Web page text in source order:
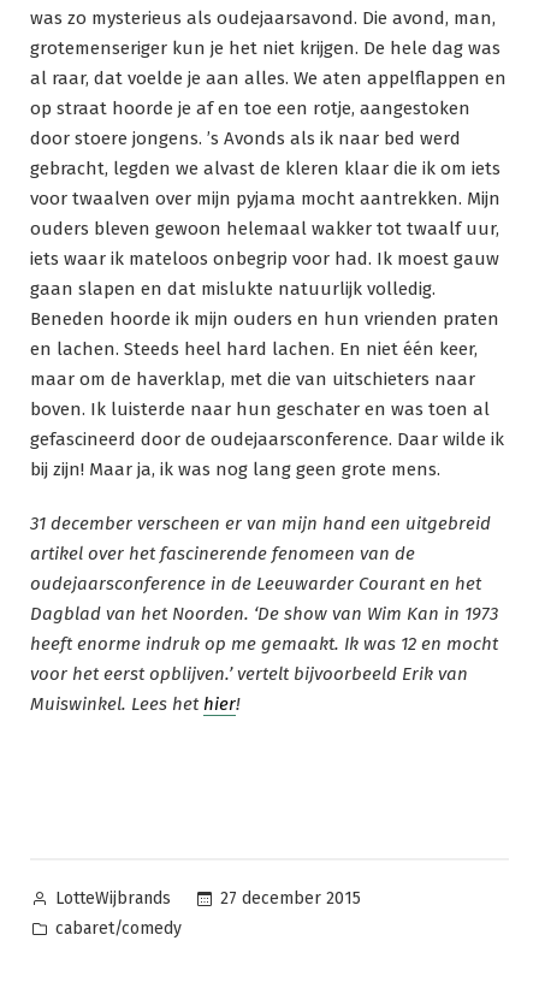
was zo mysterieus als oudejaarsavond. Die avond, man,
grotemenseriger kun je het niet krijgen. De hele dag was
al raar, dat voelde je aan alles. We aten appelflappen en
op straat hoorde je af en toe een rotje, aangestoken
door stoere jongens. ’s Avonds als ik naar bed werd
gebracht, legden we alvast de kleren klaar die ik om iets
voor twaalven over mijn pyjama mocht aantrekken. Mijn
ouders bleven gewoon helemaal wakker tot twaalf uur,
iets waar ik mateloos onbegrip voor had. Ik moest gauw
gaan slapen en dat mislukte natuurlijk volledig.
Beneden hoorde ik mijn ouders en hun vrienden praten
en lachen. Steeds heel hard lachen. En niet één keer,
maar om de haverklap, met die van uitschieters naar
boven. Ik luisterde naar hun geschater en was toen al
gefascineerd door de oudejaarsconference. Daar wilde ik
bij zijn! Maar ja, ik was nog lang geen grote mens.
31 december verscheen er van mijn hand een uitgebreid
artikel over het fascinerende fenomeen van de
oudejaarsconference in de Leeuwarder Courant en het
Dagblad van het Noorden. ‘De show van Wim Kan in 1973
heeft enorme indruk op me gemaakt. Ik was 12 en mocht
voor het eerst opblijven.’ vertelt bijvoorbeeld Erik van
Muiswinkel. Lees het hier!
Posted
by
LotteWijbrands
27 december 2015
Posted
cabaret/comedy